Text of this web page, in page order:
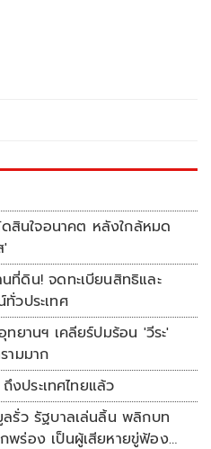
ดสินใจอนาคต หลังใกล้หมด
'
ที่ดิน! จดทะเบียนสิทธิและ
วประเทศ
ยานฯ เคลียร์ปมร้อน 'วีระ'
ามมาก
งประเทศไทยแล้ว
รั่ว รัฐบาลเล่นลิ้น พลิกบท
พร่อง เป็นผู้เสียหายขู่ฟ้อง